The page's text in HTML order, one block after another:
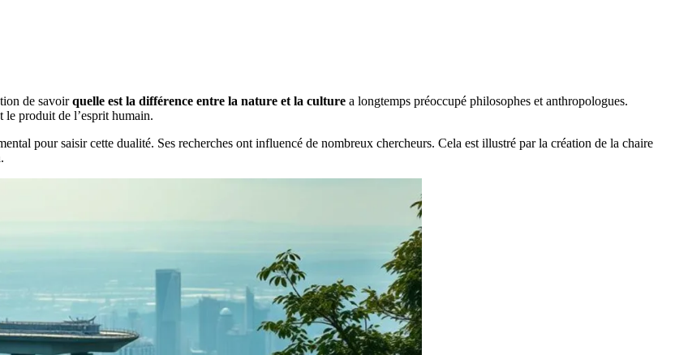
de savoirquelle est la différence entre la nature et la culture a longtemps préoccupé philosophes et anthropologues.
le produit de l’esprit humain.
pour saisir cette dualité. Ses recherches ont influencé de nombreux chercheurs. Cela est illustré par la création de la chaire